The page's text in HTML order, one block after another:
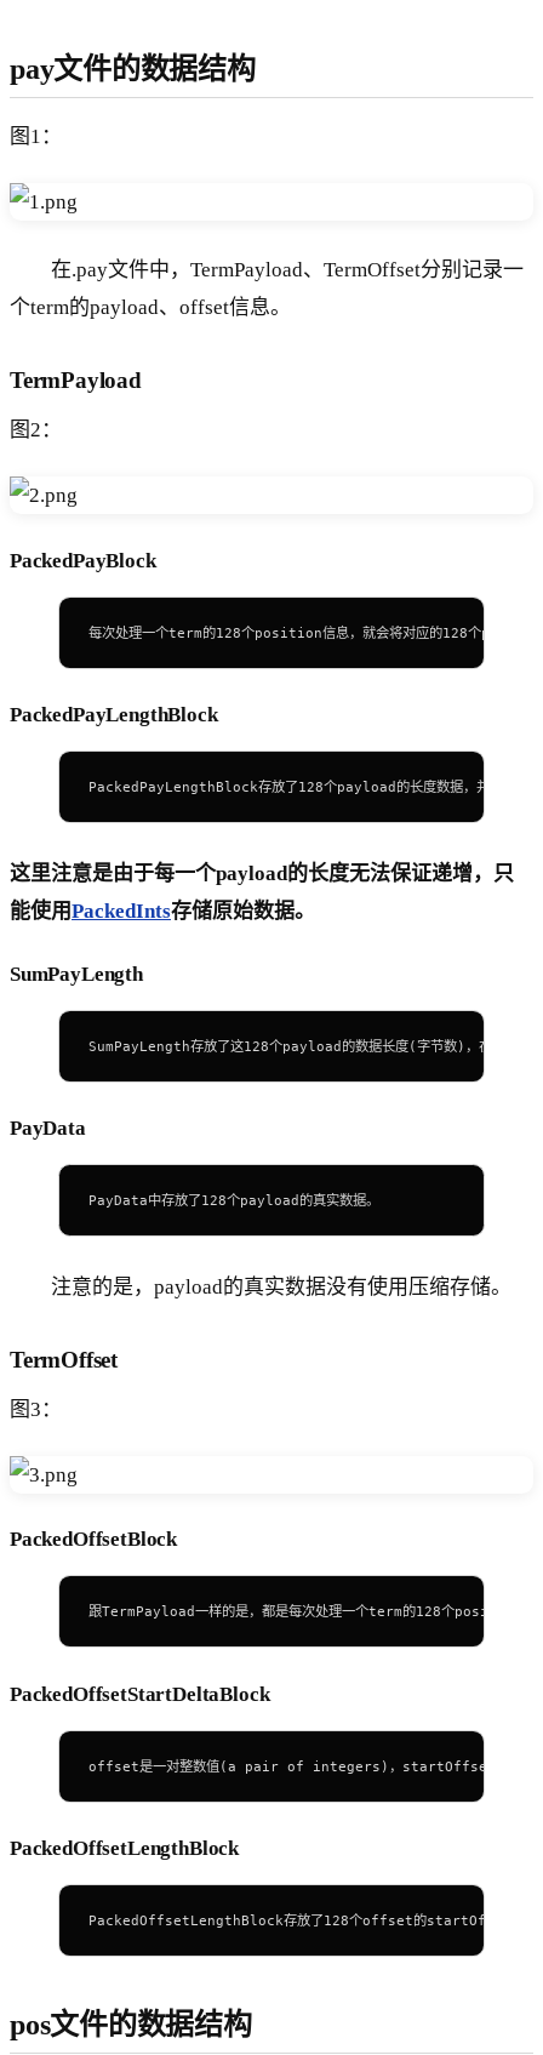
pay文件的数据结构
图1：
在.pay文件中，TermPayload、TermOffset分别记录一
个term的payload、offset信息。
TermPayload
图2：
PackedPayBlock
每次处理一个term的128个position信息，就会将对应的128个
PackedPayLengthBlock
PackedPayLengthBlock存放了128个payload的长度数据，并且使用
这里注意是由于每一个payload的长度无法保证递增，只
能使用PackedInts存储原始数据。
SumPayLength
SumPayLength存放了这128个payload的数据长度(字节数)，在读取
PayData
PayData中存放了128个payload的真实数据。
注意的是，payload的真实数据没有使用压缩存储。
TermOffset
图3：
PackedOffsetBlock
跟TermPayload一样的是，都是每次处理一个term的128个position
PackedOffsetStartDeltaBlock
offset是一对整数值(a pair of integers)，startOffset跟endOffset
PackedOffsetLengthBlock
PackedOffsetLengthBlock存放了128个offset的startOffset跟
pos文件的数据结构